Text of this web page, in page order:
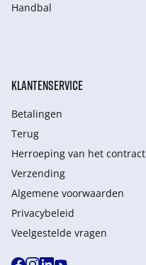
Handbal
KLANTENSERVICE
Betalingen
Terug
Herroeping van het contract
Verzending
Algemene voorwaarden
Privacybeleid
Veelgestelde vragen